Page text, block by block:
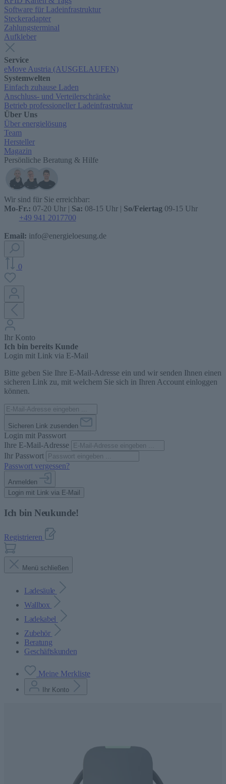
Software für Ladeinfrastruktur
Steckeradapter
Zahlungsterminal
Aufkleber
Service
eMove Austria (AUSGELAUFEN)
Systemwelten
Einfach zuhause Laden
Anschluss- und Verteilerschränke
Betrieb professioneller Ladeinfrastruktur
Über Uns
Über energielösung
Team
Hersteller
Magazin
Persönliche Beratung & Hilfe
Wir sind für Sie erreichbar:
Mo-Fr.: 07-20 Uhr | Sa: 08-15 Uhr | So/Feiertag 09-15 Uhr
+49 941 2017700
Email: info@energieloesung.de
0
Ihr Konto
Ich bin bereits Kunde
Login mit Link via E-Mail
Bitte geben Sie Ihre E-Mail-Adresse ein und wir senden Ihnen einen
sicheren Link zu, mit welchem Sie sich in Ihren Account einloggen
können.
Sicheren Link zusenden
Login mit Passwort
Ihre E-Mail-Adresse
Ihr Passwort
Passwort vergessen?
Anmelden
Login mit Link via E-Mail
Ich bin Neukunde!
Registrieren
Menü schließen
Ladesäule
Wallbox
Ladekabel
Zubehör
Beratung
Geschäftskunden
Meine Merkliste
Ihr Konto